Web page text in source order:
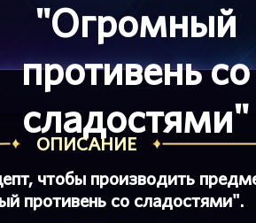
"Огромный
противень со
сладостями"
ОПИСАНИЕ
чтобы производить
противень со сладостями".